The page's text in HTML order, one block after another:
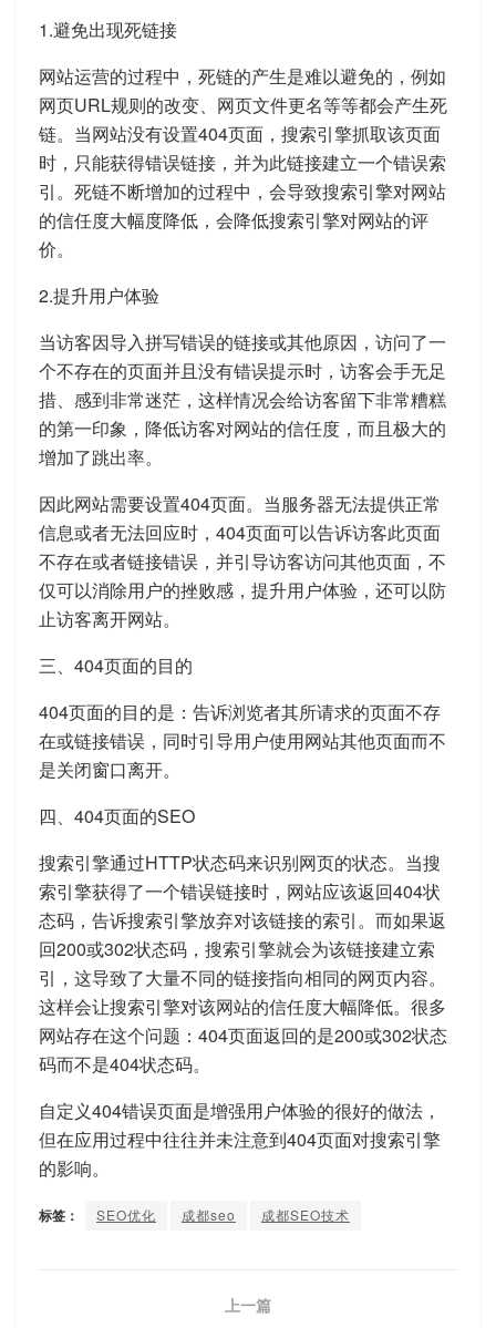
1.避免出现死链接
网站运营的过程中，死链的产生是难以避免的，例如
网页URL规则的改变、网页文件更名等等都会产生死
链。当网站没有设置404页面，搜索引擎抓取该页面
时，只能获得错误链接，并为此链接建立一个错误索
引。死链不断增加的过程中，会导致搜索引擎对网站
的信任度大幅度降低，会降低搜索引擎对网站的评
价。
2.提升用户体验
当访客因导入拼写错误的链接或其他原因，访问了一
个不存在的页面并且没有错误提示时，访客会手无足
措、感到非常迷茫，这样情况会给访客留下非常糟糕
的第一印象，降低访客对网站的信任度，而且极大的
增加了跳出率。
因此网站需要设置404页面。当服务器无法提供正常
信息或者无法回应时，404页面可以告诉访客此页面
不存在或者链接错误，并引导访客访问其他页面，不
仅可以消除用户的挫败感，提升用户体验，还可以防
止访客离开网站。
三、404页面的目的
404页面的目的是：告诉浏览者其所请求的页面不存
在或链接错误，同时引导用户使用网站其他页面而不
是关闭窗口离开。
四、404页面的SEO
搜索引擎通过HTTP状态码来识别网页的状态。当搜
索引擎获得了一个错误链接时，网站应该返回404状
态码，告诉搜索引擎放弃对该链接的索引。而如果返
回200或302状态码，搜索引擎就会为该链接建立索
引，这导致了大量不同的链接指向相同的网页内容。
这样会让搜索引擎对该网站的信任度大幅降低。很多
网站存在这个问题：404页面返回的是200或302状态
码而不是404状态码。
自定义404错误页面是增强用户体验的很好的做法，
但在应用过程中往往并未注意到404页面对搜索引擎
的影响。
标签： SEO优化 成都seo 成都SEO技术
上一篇